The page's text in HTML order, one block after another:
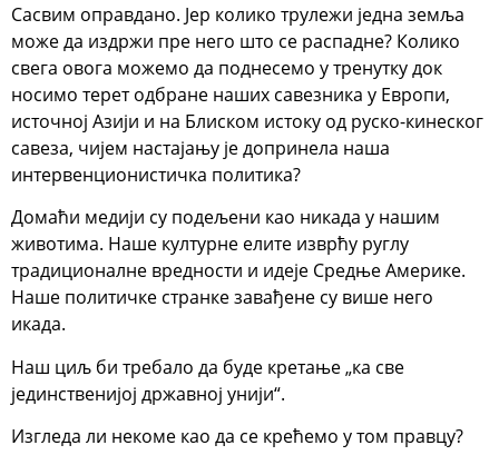
Сасвим оправдано. Јер колико трулежи једна земља
може да издржи пре него што се распадне? Колико
свега овога можемо да поднесемо у тренутку док
носимо терет одбране наших савезника у Европи,
источној Азији и на Блиском истоку од руско-кинеског
савеза, чијем настајању је допринела наша
интервенционистичка политика?
Домаћи медији су подељени као никада у нашим
животима. Наше културне елите изврћу руглу
традиционалне вредности и идеје Средње Америке.
Наше политичке странке завађене су више него
икада.
Наш циљ би требало да буде кретање „ка све
јединственијој државној унији“.
Изгледа ли некоме као да се крећемо у том правцу?